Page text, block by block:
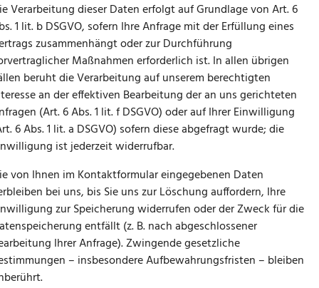
Verarbeitung dieser Daten erfolgt auf Grundlage von Art. 6
1 lit. b DSGVO, sofern Ihre Anfrage mit der Erfüllung eines
zusammenhängt oder zur Durchführung
Maßnahmen erforderlich ist. In allen übrigen
beruht die Verarbeitung auf unserem berechtigten
an der effektiven Bearbeitung der an uns gerichteten
(Art. 6 Abs. 1 lit. f DSGVO) oder auf Ihrer Einwilligung
6 Abs. 1 lit. a DSGVO) sofern diese abgefragt wurde; die
ist jederzeit widerrufbar.
von Ihnen im Kontaktformular eingegebenen Daten
bei uns, bis Sie uns zur Löschung auffordern, Ihre
zur Speicherung widerrufen oder der Zweck für die
entfällt (z. B. nach abgeschlossener
Ihrer Anfrage). Zwingende gesetzliche
– insbesondere Aufbewahrungsfristen – bleiben